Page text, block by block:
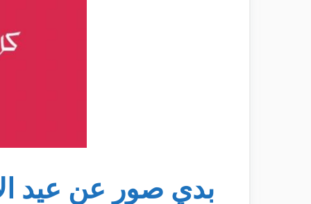
بدي صور عن عيد